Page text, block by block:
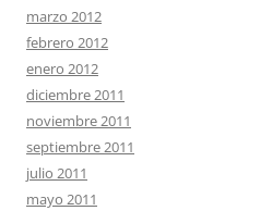
marzo 2012
febrero 2012
enero 2012
diciembre 2011
noviembre 2011
septiembre 2011
julio 2011
mayo 2011